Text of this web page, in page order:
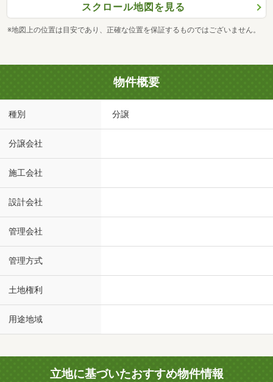
スクロール地図を見る
※地図上の位置は目安であり、正確な位置を保証するものではございません。
物件概要
種別 分譲
分譲会社
施工会社
設計会社
管理会社
管理方式
土地権利
用途地域
立地に基づいたおすすめ物件情報